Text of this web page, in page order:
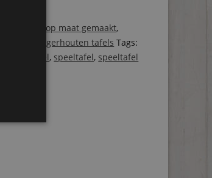
bureaus op maat gemaakt,
Steigerhouten tafels Tags:
kindertafel, speeltafel, speeltafel